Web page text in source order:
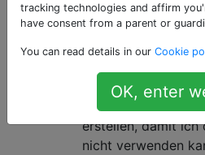
Studio
Eine Datei mit dem
in Visual Studio
erstellen, damit ich
nicht verwenden
tracking technologies and affirm
have consent from a parent or
You can read details in our Cookie
OK, enter